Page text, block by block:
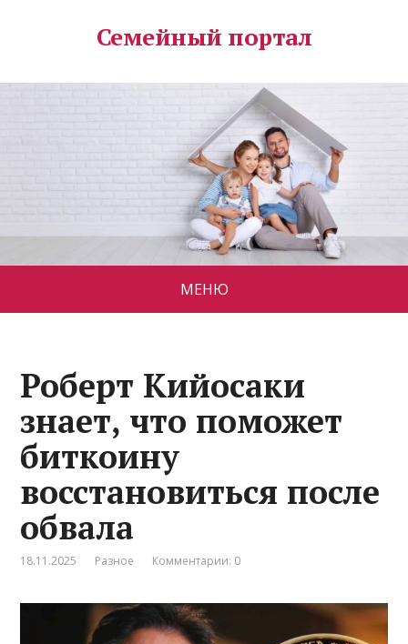
Семейный портал
МЕНЮ
Роберт Кийосаки
знает, что поможет
биткоину
восстановиться после
обвала
18.11.2025 Разное Комментарии: 0